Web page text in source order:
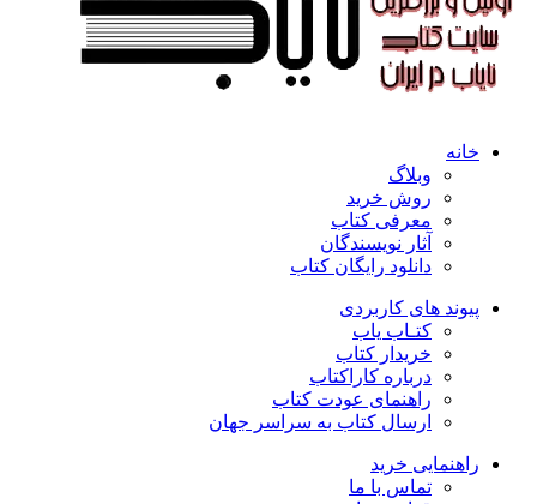
خانه
وبلاگ
روش خرید
معرفی کتاب
آثار نویسندگان
دانلود رایگان کتاب
پیوند های کاربردی
کتـاب یاب
خریدار کتاب
درباره کاراکتاب
راهنمای عودت کتاب
ارسال کتاب به سراسر جهان
راهنمایی خرید
تماس با ما